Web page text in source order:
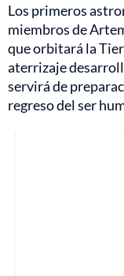
Los primeros
miembros de
que orbitará la
aterrizaje
servirá de
regreso del ser